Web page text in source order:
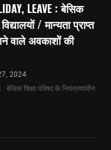
LEAVE : बेसिक
/ मान्यता प्राप्त
वाले अवकाशों की
2024
शिक्षा परिषद के नियंत्रणाधीन